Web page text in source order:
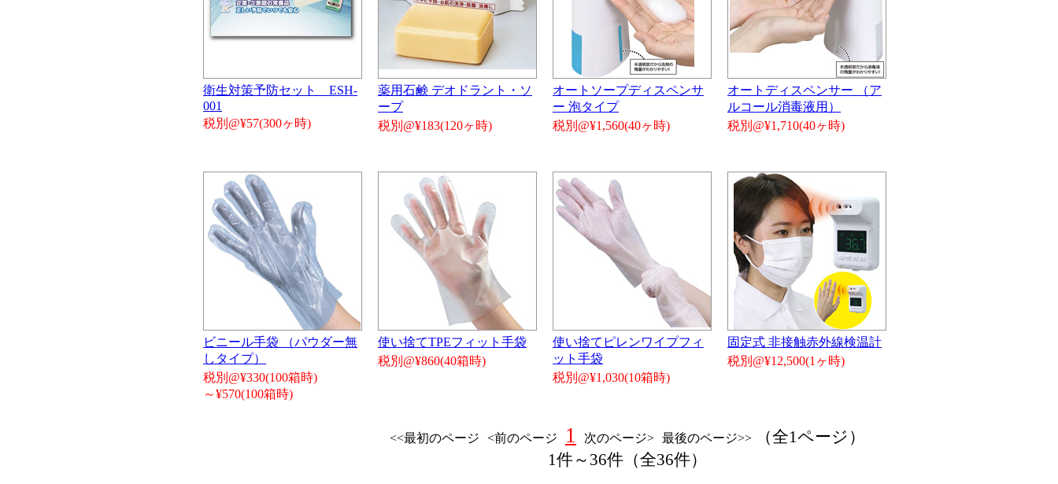
衛生対策予防セット ESH-
001
税別@¥57(300ヶ時)
薬用石鹸 デオドラント・ソ
ープ
税別@¥183(120ヶ時)
オートソープディスペンサ
ー 泡タイプ
税別@¥1,560(40ヶ時)
オートディスペンサー （ア
ルコール消毒液用）
税別@¥1,710(40ヶ時)
ビニール手袋 （パウダー無
しタイプ）
税別@¥330(100箱時)
～¥570(100箱時)
使い捨てTPEフィット手袋
税別@¥860(40箱時)
使い捨てピレンワイプフィ
ット手袋
税別@¥1,030(10箱時)
固定式 非接触赤外線検温計
税別@¥12,500(1ヶ時)
<<最初のページ <前のページ 1 次のページ> 最後のページ>>
（全1ページ）
1件～36件（全36件）